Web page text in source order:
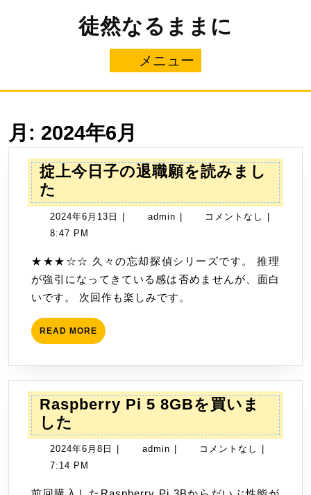
ス
徒然なるままに
メニュー
ニ
ー
月: 2024年6月
掟上今日子の退職願を読みまし
た
上
今
子
の
退
職
願
読
み
ま
し
た
2024年6月13日
2024
月
13
日
| admin admin
| コメントなし
|
8:47 PM
★★★☆☆ 久々の忘却探偵シリーズです。 推理
が強引になってきている感は否めませんが、面白
いです。 次回作も楽しみです。
READ MORE READ
MORE
Raspberry Pi 5 8GBを買いま
した
Pi
5
2024年6月8日
2024
admin adminコメントなし
7:14 PM